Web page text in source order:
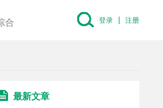
合 登录 注册
最新文章